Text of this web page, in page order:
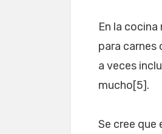
En la
para carnes
a veces
mucho[5].
Se cree que